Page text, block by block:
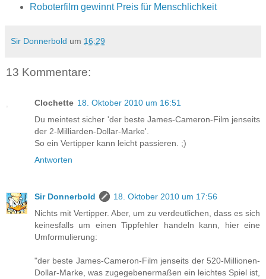
Roboterfilm gewinnt Preis für Menschlichkeit
Sir Donnerbold um 16:29
13 Kommentare:
Clochette 18. Oktober 2010 um 16:51
Du meintest sicher 'der beste James-Cameron-Film jenseits
der 2-Milliarden-Dollar-Marke'.
So ein Vertipper kann leicht passieren. ;)
Antworten
Sir Donnerbold
18. Oktober 2010 um 17:56
Nichts mit Vertipper. Aber, um zu verdeutlichen, dass es sich
keinesfalls um einen Tippfehler handeln kann, hier eine
Umformulierung:
"der beste James-Cameron-Film jenseits der 520-Millionen-
Dollar-Marke, was zugegebenermaßen ein leichtes Spiel ist,